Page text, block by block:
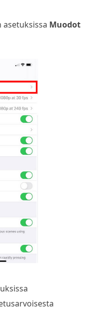
asetuksissa Muodot